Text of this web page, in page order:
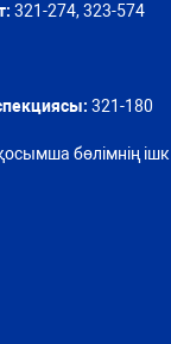
321-274, 323-574
321-180
бөлімнің ішкі